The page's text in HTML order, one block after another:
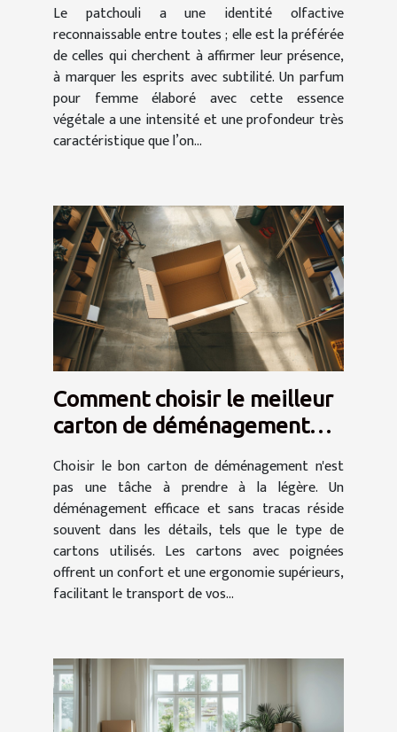
Le patchouli a une identité olfactive
reconnaissable entre toutes ; elle est la préférée
de celles qui cherchent à affirmer leur présence,
à marquer les esprits avec subtilité. Un parfum
pour femme élaboré avec cette essence
végétale a une intensité et une profondeur très
caractéristique que l’on...
Comment choisir le meilleur
carton de déménagement
Choisir le bon carton de déménagement n'est
pas une tâche à prendre à la légère. Un
déménagement efficace et sans tracas réside
souvent dans les détails, tels que le type de
cartons utilisés. Les cartons avec poignées
offrent un confort et une ergonomie supérieurs,
facilitant le transport de vos...